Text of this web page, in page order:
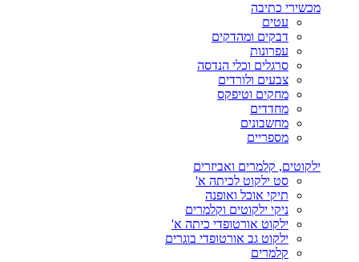
מכשירי כתיבה
עטים
דבקים ומהדקים
עפרונות
סרגלים וכלי הנדסה
צבעים ולורדים
מחקים וטיפקס
מחדדים
מחשבונים
מספריים
ילקוטים, קלמרים ואביזרים
סט ילקוט לכיתה א'
תיקי אוכל ואופנה
ניקי ילקוטים וקלמרים
ילקוט אורטופדי כיתה א'
ילקוט גב אורטופדי בוגרים
קלמרים